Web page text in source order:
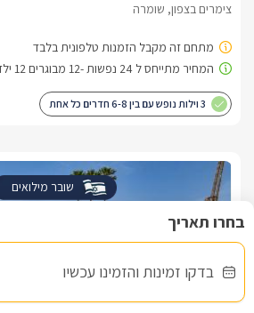
בדקו זמינות והזמינו עכשיו
צימרים בצפון, שומרה
3 וילות נופש עם בין 6-8 חדרים כל אחת
שובר מילואים